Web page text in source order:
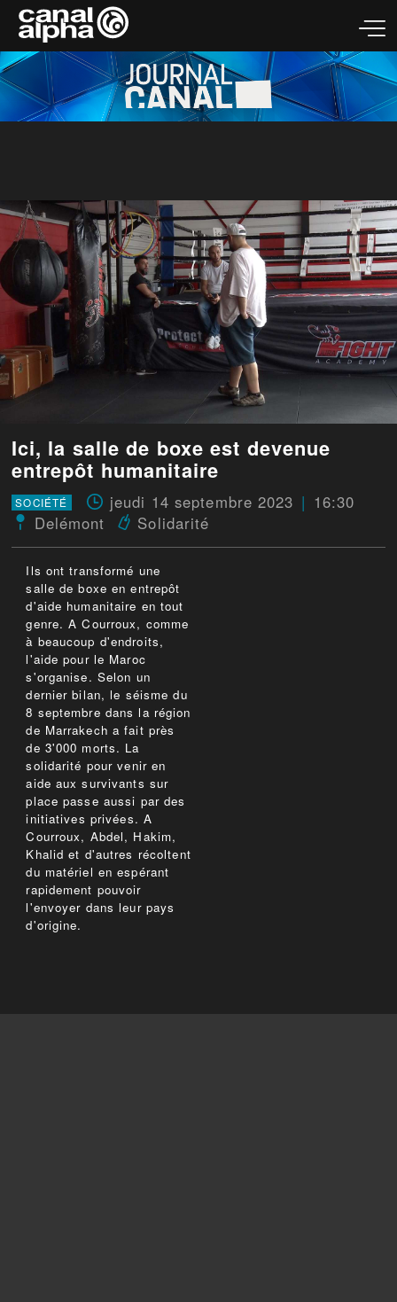
Ici, la salle de boxe est devenue
entrepôt humanitaire
SOCIÉTÉ jeudi 14 septembre 2023
16:30
Delémont
Solidarité
Ils ont transformé une
salle de boxe en entrepôt
d'aide humanitaire en tout
genre. A Courroux, comme
à beaucoup d'endroits,
l'aide pour le Maroc
s'organise. Selon un
dernier bilan, le séisme du
8 septembre dans la région
de Marrakech a fait près
de 3'000 morts. La
solidarité pour venir en
aide aux survivants sur
place passe aussi par des
initiatives privées. A
Courroux, Abdel, Hakim,
Khalid et d'autres récoltent
du matériel en espérant
rapidement pouvoir
l'envoyer dans leur pays
d'origine.